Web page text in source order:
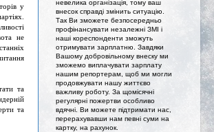
у
не
та
та
невелика організація, тому ваш
внесок справді змінить ситуацію.
Так Ви зможете безпосередньо
профінансувати незалежні ЗМІ і
наші кореспонденти зможуть
отримувати зарплатню. Завдяки
Вашому добровільному внеску ми
зможемо виплачувати зарплату
нашим репортерам, щоб ми могли
продовжувати нашу життєво
важливу роботу. За щомісячні
регулярні пожертви особливо
вдячні. Ви можете підтримати нас,
перерахувавши нам певні суми на
картку, на рахунок.